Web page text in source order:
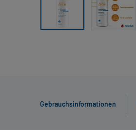
Gebrauchsinformationen